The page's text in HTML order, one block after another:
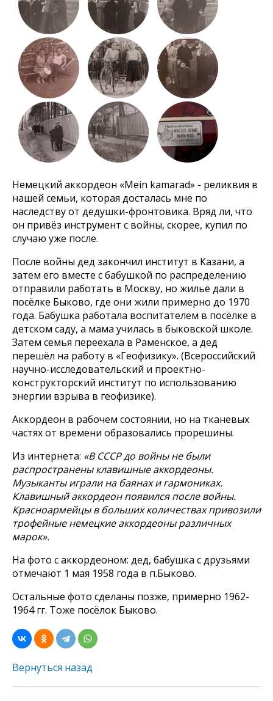
Немецкий аккордеон «Mein kamarad» - реликвия в
нашей семьи, которая досталась мне по
наследству от дедушки-фронтовика. Вряд ли, что
он привёз инструмент с войны, скорее, купил по
случаю уже после.
После войны дед закончил институт в Казани, а
затем его вместе с бабушкой по распределению
отправили работать в Москву, но жильё дали в
посёлке Быково, где они жили примерно до 1970
года. Бабушка работала воспитателем в посёлке в
детском саду, а мама училась в быковской школе.
Затем семья переехала в Раменское, а дед
перешёл на работу в «Геофизику». (Всероссийский
научно-исследовательский и проектно-
конструкторский институт по использованию
энергии взрыва в геофизике).
Аккордеон в рабочем состоянии, но на тканевых
частях от времени образовались прорешины.
Из интернета: «В СССР до войны не были
распространены клавишные аккордеоны.
Музыканты играли на баянах и гармониках.
Клавишный аккордеон появился после войны.
Красноармейцы в больших количествах привозили
трофейные немецкие аккордеоны различных
марок».
На фото с аккордеоном: дед, бабушка с друзьями
отмечают 1 мая 1958 года в п.Быково.
Остальные фото сделаны позже, примерно 1962-
1964 гг. Тоже посёлок Быково.
Вернуться назад